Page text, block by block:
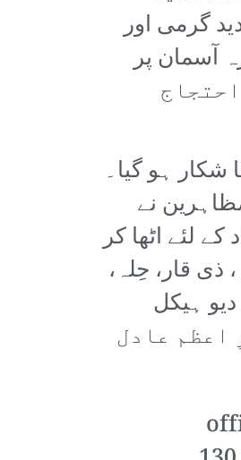
گرمی اور
آسمان پر
میں احتجاج
شکار ہو گیا۔
نے
لئے اٹھا کر
ذی قار، حِلہ،
ہیکل
وجہ سے وزیرِ اعظم عادل